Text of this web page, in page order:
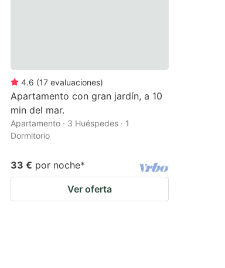
4.6 (17 evaluaciones)
Apartamento con gran jardín, a 10
min del mar.
Apartamento · 3 Huéspedes · 1
Dormitorio
33 € por noche*
Ver oferta